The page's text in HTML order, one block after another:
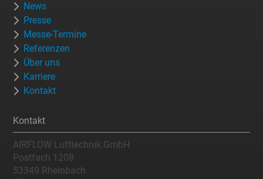
News
Presse
Messe-Termine
Referenzen
Über uns
Karriere
Kontakt
Kontakt
AIRFLOW Lufttechnik GmbH
Postfach 1208
53349 Rheinbach